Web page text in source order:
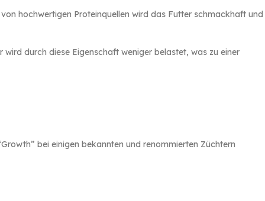
hochwertigen Proteinquellen wird das Futter schmackhaft und
durch diese Eigenschaft weniger belastet, was zu einer
bei einigen bekannten und renommierten Züchtern